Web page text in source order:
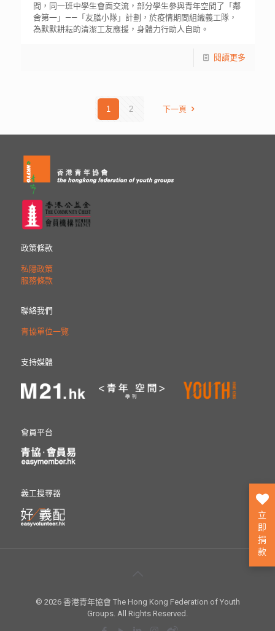
間，同一班中學生會面交流，部分學生參與青年空間了「鄰
舍第一」——「友膳小隊」計劃，於疫情期間組織義工隊，
為默默耕耘的清潔工友應援，身體力行助人自助。
閱讀更多
1 2 下一頁
政策條款
私隱政策
服務條款
聯絡我們
青協單位一覽
支持媒體
會員平台
義工搜尋器
© 2026 香港青年協會 The Hong Kong Federation of Youth
Groups. All Rights Reserved.
立
即
捐
款